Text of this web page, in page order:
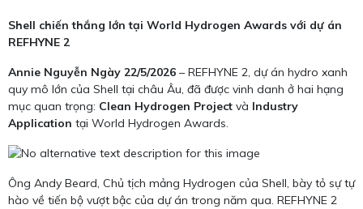
Shell chiến thắng lớn tại World Hydrogen Awards với dự án
REFHYNE 2
Annie Nguyễn Ngày 22/5/2026 – REFHYNE 2, dự án hydro xanh
quy mô lớn của Shell tại châu Âu, đã được vinh danh ở hai hạng
mục quan trọng: Clean Hydrogen Project và Industry
Application tại World Hydrogen Awards.
Ông Andy Beard, Chủ tịch mảng Hydrogen của Shell, bày tỏ sự tự
hào về tiến bộ vượt bậc của dự án trong năm qua. REFHYNE 2